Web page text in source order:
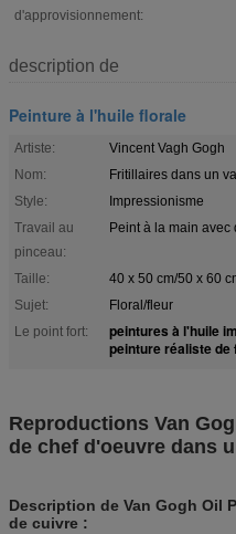
d'approvisionnement:
description de
Peinture à l'huile florale
Artiste:
Vincent Vagh Gogh
Nom:
Fritillaires dans un
Style:
Impressionisme
Travail au
pinceau:
Peint à la main avec
Taille:
40 x 50 cm/50 x 60
Sujet:
Floral/fleur
Le point fort:
peintures à l'huile
peinture réaliste de
Reproductions Van
de chef d'oeuvre dans
Description de Van Gogh Oil
de cuivre :